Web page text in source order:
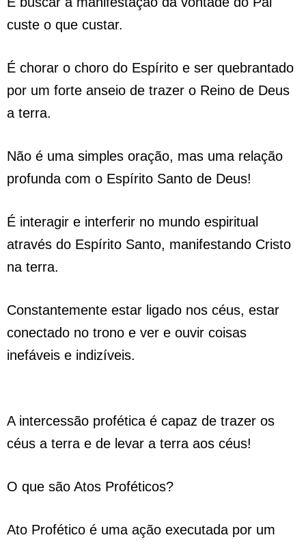
custe o que custar.
É chorar o choro do Espírito e ser quebrantado
por um forte anseio de trazer o Reino de Deus
a terra.
Não é uma simples oração, mas uma relação
profunda com o Espírito Santo de Deus!
É interagir e interferir no mundo espiritual
através do Espírito Santo, manifestando Cristo
na terra.
Constantemente estar ligado nos céus, estar
conectado no trono e ver e ouvir coisas
inefáveis e indizíveis.
A intercessão profética é capaz de trazer os
céus a terra e de levar a terra aos céus!
O que são Atos Proféticos?
Ato Profético é uma ação executada por um